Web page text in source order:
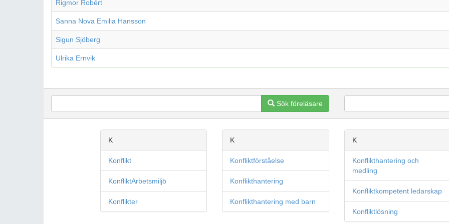
Rigmor Robért
Sanna Nova Emilia Hansson
Sigun Sjöberg
Ulrika Ernvik
Sök föreläsare
K
Konflikt
KonfliktArbetsmiljö
Konflikter
K
Konfliktförståelse
Konflikthantering
Konflikthantering med barn
K
Konflikthantering och
medling
Konfliktkompetent ledarskap
Konfliktlösning